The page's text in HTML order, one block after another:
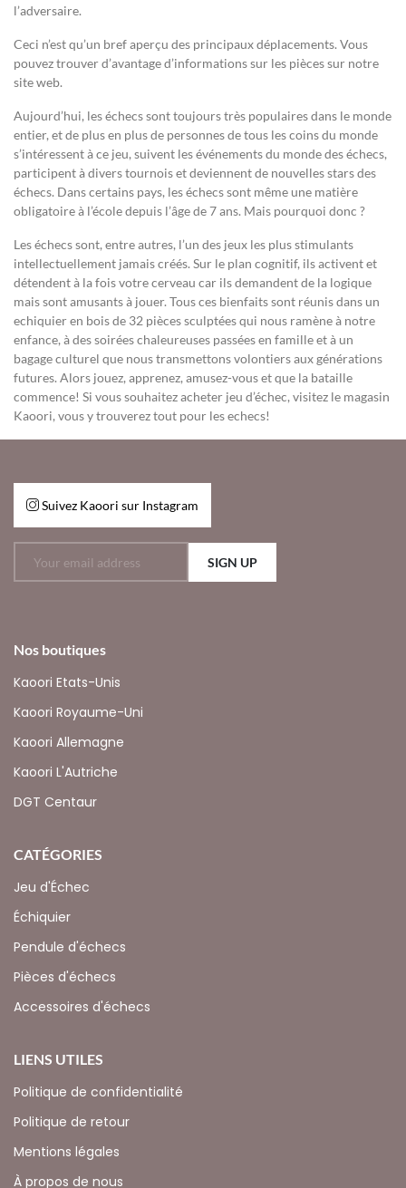
l’adversaire.
Ceci n’est qu’un bref aperçu des principaux déplacements. Vous
pouvez trouver d’avantage d’informations sur les pièces sur notre
site web.
Aujourd’hui, les échecs sont toujours très populaires dans le monde
entier, et de plus en plus de personnes de tous les coins du monde
s’intéressent à ce jeu, suivent les événements du monde des échecs,
participent à divers tournois et deviennent de nouvelles stars des
échecs. Dans certains pays, les échecs sont même une matière
obligatoire à l’école depuis l’âge de 7 ans. Mais pourquoi donc ?
Les échecs sont, entre autres, l’un des jeux les plus stimulants
intellectuellement jamais créés. Sur le plan cognitif, ils activent et
détendent à la fois votre cerveau car ils demandent de la logique
mais sont amusants à jouer. Tous ces bienfaits sont réunis dans un
echiquier en bois de 32 pièces sculptées qui nous ramène à notre
enfance, à des soirées chaleureuses passées en famille et à un
bagage culturel que nous transmettons volontiers aux générations
futures. Alors jouez, apprenez, amusez-vous et que la bataille
commence! Si vous souhaitez acheter jeu d’échec, visitez le magasin
Kaoori, vous y trouverez tout pour les echecs!
Suivez Kaoori sur Instagram
SIGN UP
Nos boutiques
Kaoori Etats-Unis
Kaoori Royaume-Uni
Kaoori Allemagne
Kaoori L'Autriche
DGT Centaur
CATÉGORIES
Jeu d'Échec
Échiquier
Pendule d'échecs
Pièces d'échecs
Accessoires d'échecs
LIENS UTILES
Politique de confidentialité
Politique de retour
Mentions légales
À propos de nous